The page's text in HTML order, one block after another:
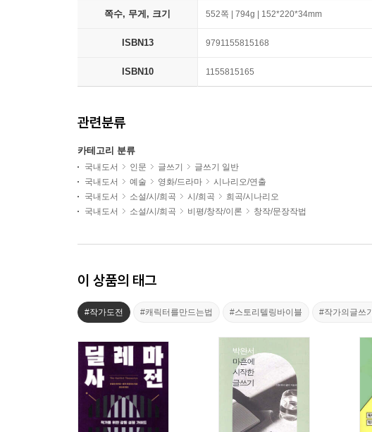
쪽수, 무게, 크기 552쪽 | 794g | 152*220*34mm
ISBN13 9791155815168
ISBN10 1155815165
관련분류
카테고리 분류
국내도서 인문 글쓰기
글쓰기 일반
국내도서
예술 영화/드라마
시나리오/연출
국내도서
소설/시/희곡 시/희곡
희곡/시나리오
국내도서
소설/시/희곡 비평/창작/이론 창작/문장작법
이 상품의 태그
#작가도전 #캐릭터를만드는법 #스토리텔링바이블 #작가의글쓰기